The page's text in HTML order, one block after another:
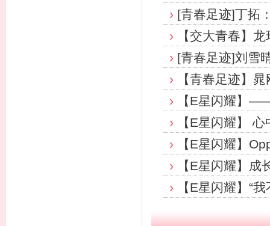
› [青春足迹]丁拓
› 【交大青春】
› [青春足迹]刘雪
› 【青春足迹】
› 【E星闪耀】
› 【E星闪耀】
› 【E星闪耀】
› 【E星闪耀】成
› 【E星闪耀】“